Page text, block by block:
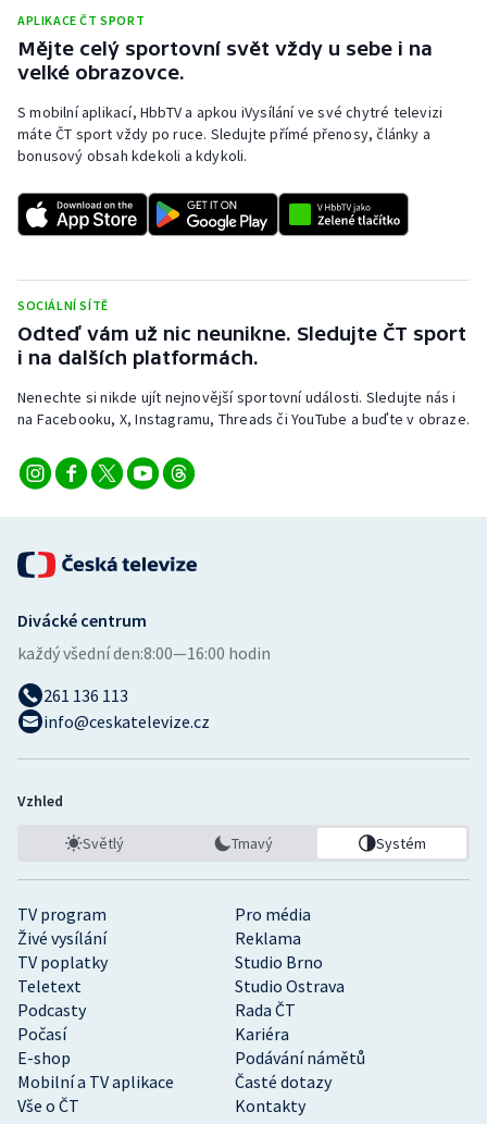
Short track
Sportovní střelba
Stolní tenis
Triatlon
Vodní slalom
Ostatní
APLIKACE ČT SPORT
Mějte celý sportovní svět vždy u sebe i na
velké obrazovce.
S mobilní aplikací, HbbTV a apkou iVysílání ve své chytré televizi
máte ČT sport vždy po ruce. Sledujte přímé přenosy, články a
bonusový obsah kdekoli a kdykoli.
SOCIÁLNÍ SÍTĚ
Odteď vám už nic neunikne. Sledujte ČT sport
i na dalších platformách.
Nenechte si nikde ujít nejnovější sportovní události. Sledujte nás i
na Facebooku, X, Instagramu, Threads či YouTube a buďte v obraze.
TV program
Pro média
Živé vysílání
Reklama
TV poplatky
Studio Brno
Teletext
Studio Ostrava
Podcasty
Rada ČT
Počasí
Kariéra
E-shop
Podávání námětů
Mobilní a TV aplikace
Časté dotazy
Vše o ČT
Kontakty
Divácké centrum
každý všední den:8:00—16:00 hodin
261 136 113
info@ceskatelevize.cz
Vzhled
Světlý Tmavý Systém